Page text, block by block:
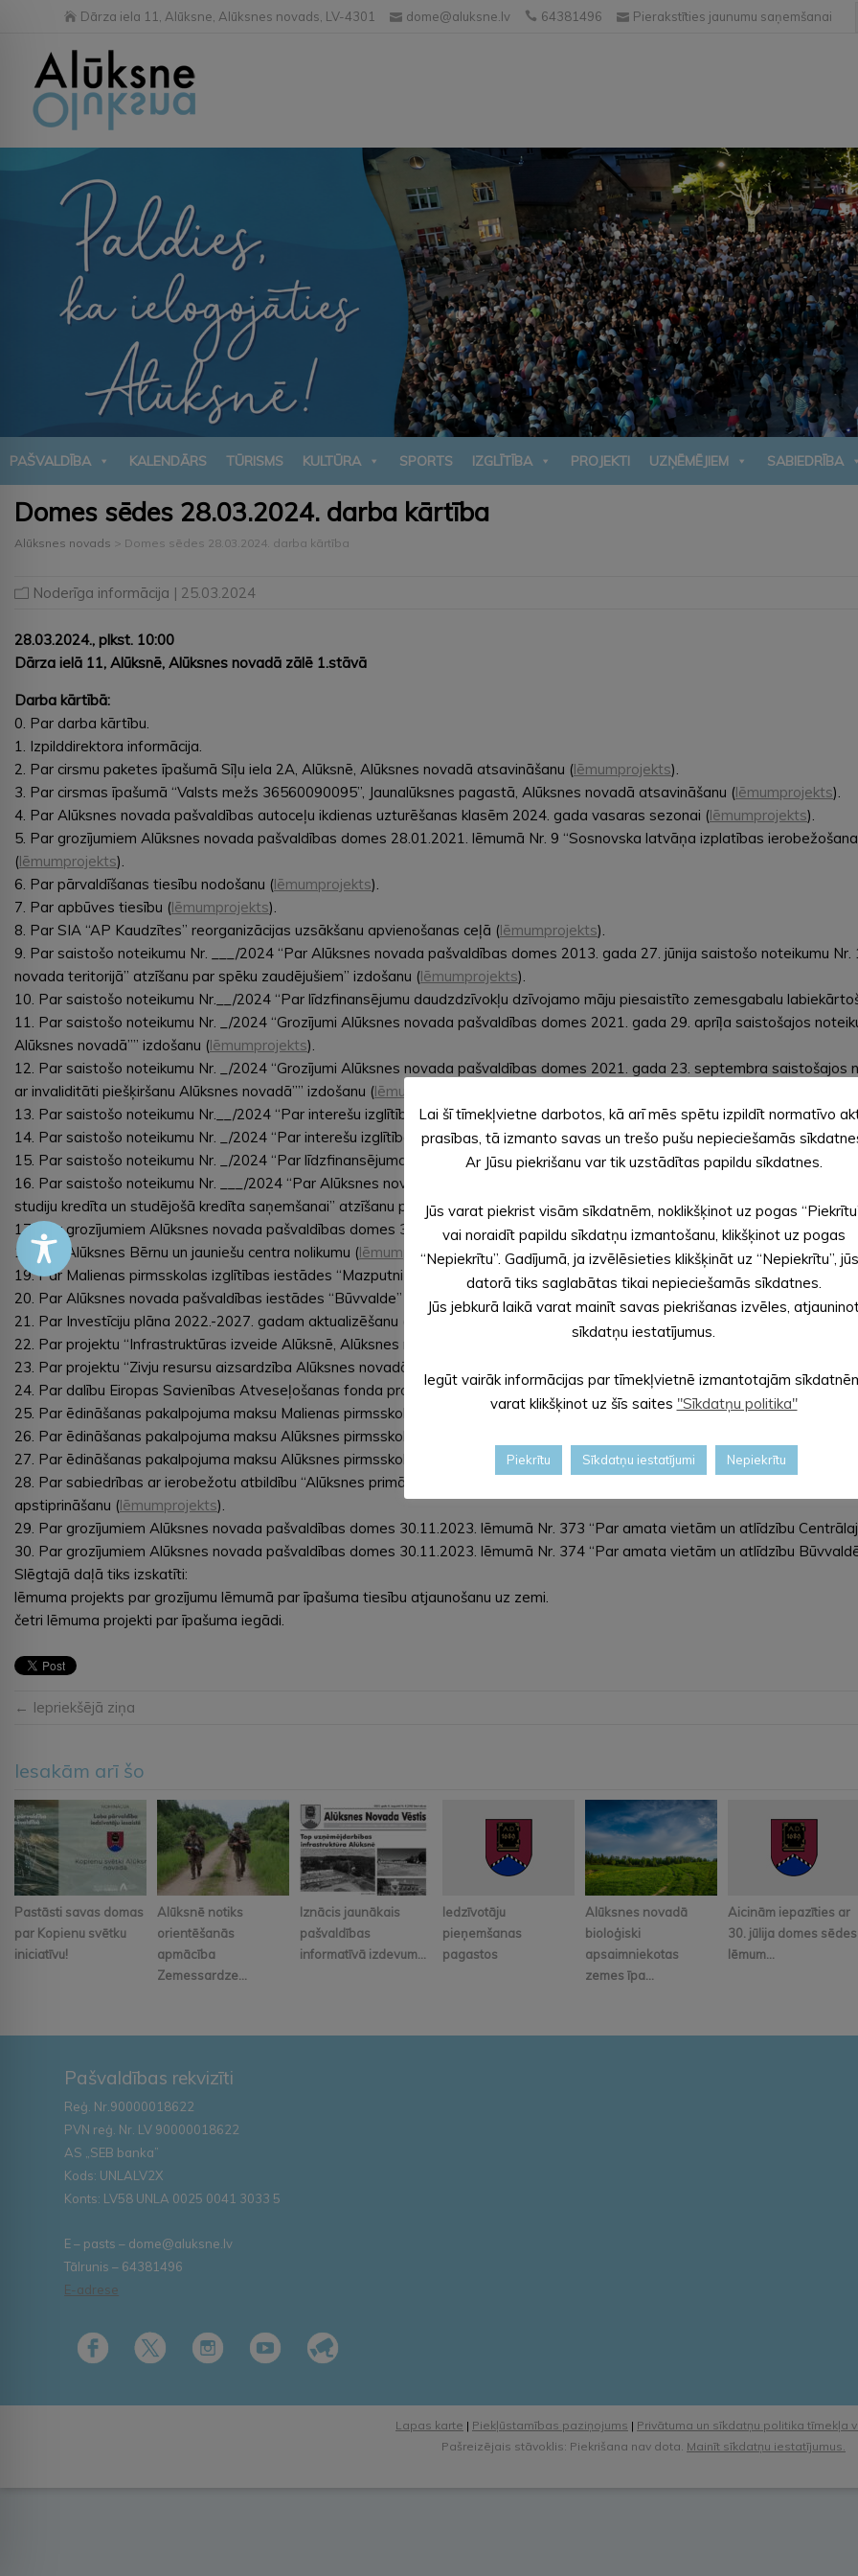
Dārza iela 11, Alūksne, Alūksnes novads, LV-4301 dome@aluksne.lv 64381496 Pierakstīties jaunumu saņemšanai
PAŠVALDĪBA KALENDĀRS TŪRISMS KULTŪRA SPORTS IZGLĪTĪBA PROJEKTI UZŅĒMĒJIEM SABIEDRĪBA
Domes sēdes 28.03.2024. darba kārtība
Alūksnes novads > Domes sēdes 28.03.2024. darba kārtība
Noderīga informācija | 25.03.2024
28.03.2024., plkst. 10:00
Dārza ielā 11, Alūksnē, Alūksnes novadā zālē 1.stāvā
Darba kārtībā:
0. Par darba kārtību.
1. Izpilddirektora informācija.
2. Par cirsmu paketes īpašumā Sīļu iela 2A, Alūksnē, Alūksnes novadā atsavināšanu (lēmumprojekts).
3. Par cirsmas īpašumā “Valsts mežs 36560090095”, Jaunalūksnes pagastā, Alūksnes novadā atsavināšanu (lēmumprojekts).
4. Par Alūksnes novada pašvaldības autoceļu ikdienas uzturēšanas klasēm 2024. gada vasaras sezonai (lēmumprojekts).
5. Par grozījumiem Alūksnes novada pašvaldības domes 28.01.2021. lēmumā Nr. 9 “Sosnovska latvāņa izplatības
(lēmumprojekts).
6. Par pārvaldīšanas tiesību nodošanu (lēmumprojekts).
7. Par apbūves tiesību (lēmumprojekts).
8. Par SIA “AP Kaudzītes” reorganizācijas uzsākšanu apvienošanas ceļā (lēmumprojekts).
9. Par saistošo noteikumu Nr. ___/2024 “Par Alūksnes novada pašvaldības domes 2013. gada 27. jūnija saistošo noteikumu
novada teritorijā” atzīšanu par spēku zaudējušiem” izdošanu (lēmumprojekts).
10. Par saistošo noteikumu Nr.__/2024 “Par līdzfinansējumu daudzdzīvokļu dzīvojamo māju piesaistīto zemesgabalu
11. Par saistošo noteikumu Nr. _/2024 “Grozījumi Alūksnes novada pašvaldības domes 2021. gada 29. aprīļa saistošajos
Alūksnes novadā”” izdošanu (lēmumprojekts).
12. Par saistošo noteikumu Nr. _/2024 “Grozījumi Alūksnes novada pašvaldības domes 2021. gada 23. septembra saistošajos
ar invaliditāti piešķiršanu Alūksnes novadā”” izdošanu (lēmumprojekts
13. Par saistošo noteikumu Nr.__/2024 “Par interešu izglītības programmu licencēšanu” izdošanu (lēmumprojekts).
14. Par saistošo noteikumu Nr. _/2024 “Par interešu izglītības īstenošanu Alūksnes novadā” izdošanu (lēmumprojekts).
15. Par saistošo noteikumu Nr. _/2024 “Par līdzfinansējuma maksas kārtību Alūksnes novada pašvaldības profesionālās
16. Par saistošo noteikumu Nr. ___/2024 “Par Alūksnes novada pašvaldības domes 2013. gada 29. decembra saistošo
studiju kredīta un studējošā kredīta saņemšanai” atzīšanu par spēku zaudējuši ( lēmumprojekts).
17. Par grozījumiem Alūksnes novada pašvaldības domes 30.06.2022. lēmumā Nr. 255 “Par Alūksnes Sporta skolas nolikuma
18. Par Alūksnes Bērnu un jauniešu centra nolikumu (lēmumprojekts).
19. Par Malienas pirmsskolas izglītības iestādes “Mazputniņš” nolikuma apstiprināšanu (lēmumprojekts
).
20. Par Alūksnes novada pašvaldības iestādes “Būvvalde” nolikuma apstiprināšanu (
lēmumprojekts
).
21. Par Investīciju plāna 2022.-2027. gadam aktualizēšanu (
lēmumprojekts
22. Par projektu “Infrastruktūras izveide Alūksnē, Alūksnes novadā” (
23. Par projektu “Zivju resursu aizsardzība Alūksnes novadā” (
24. Par dalību Eiropas Savienības Atveseļošanas fonda projektā Nr. 2.3.2.1.i.0/1/23/I/CFLA/002 “Digitālā darba ar jaunatni
25. Par ēdināšanas pakalpojuma maksu Malienas pirmsskolas izglītības iestādē “Mazputniņš” (lēmumprojekts).
26. Par ēdināšanas pakalpojuma maksu Alūksnes pirmsskolas izglītības iestādē “Sprīdītis” (
27. Par ēdināšanas pakalpojuma maksu Alūksnes pirmsskolas izglītības iestādē “Pienenīte” (lēmumprojekts
).
28. Par sabiedrības ar ierobežotu atbildību “Alūksnes primārās veselības aprūpes centrs” Alūksnes novada pašvaldībai
apstiprināšanu (lēmumprojekts).
29. Par grozījumiem Alūksnes novada pašvaldības domes 30.11.2023. lēmumā Nr. 373 “Par amata vietām un atlīdzību
30. Par grozījumiem Alūksnes novada pašvaldības domes 30.11.2023. lēmumā Nr. 374 “Par amata vietām un atlīdzību
Slēgtajā daļā tiks izskatīti:
lēmuma projekts par grozījumu lēmumā par īpašuma tiesību atjaunošanu uz zemi.
četri lēmuma projekti par īpašuma iegādi.
← Iepriekšējā ziņa
Iesakām arī šo
Pastāsti savas domas
par Kopienu svētku
iniciatīvu!
Alūksnē notiks
orientēšanās
apmācība
Zemessardze...
Iznācis jaunākais
pašvaldības
informatīvā izdevum...
Iedzīvotāju
pieņemšanas
pagastos
Alūksnes novadā
bioloģiski
apsaimniekotas
zemes īpa...
Aicinām iepazīties ar
30. jūlija domes sēdes
lēmum...
Pašvaldības rekvizīti
Reģ. Nr.90000018622
PVN reģ. Nr. LV 90000018622
AS „SEB banka”
Kods: UNLALV2X
Konts: LV58 UNLA 0025 0041 3033 5
E – pasts – dome@aluksne.lv
Tālrunis – 64381496
E-adrese
Lapas karte | Piekļūstamības paziņojums | Privātuma un sīkdatņu politika tīmekļa
Pašreizējais stāvoklis: Piekrišana nav dota. Mainīt sīkdatņu iestatījumus.
Lai šī tīmekļvietne darbotos, kā arī mēs spētu izpildīt normatīvo
prasības, tā izmanto savas un trešo pušu nepieciešamās
Ar Jūsu piekrišanu var tik uzstādītas papildu sīkdatnes.
Jūs varat piekrist visām sīkdatnēm, noklikšķinot uz pogas
vai noraidīt papildu sīkdatņu izmantošanu, klikšķinot uz pogas
“Nepiekrītu”. Gadījumā, ja izvēlēsieties klikšķināt uz “Nepiekrītu”,
datorā tiks saglabātas tikai nepieciešamās sīkdatnes.
Jūs jebkurā laikā varat mainīt savas piekrišanas izvēles,
sīkdatņu iestatījumus.
Iegūt vairāk informācijas par tīmekļvietnē izmantotajām
varat klikšķinot uz šīs saites "Sīkdatņu politika"
Piekrītu Sīkdatņu iestatījumi Nepiekrītu